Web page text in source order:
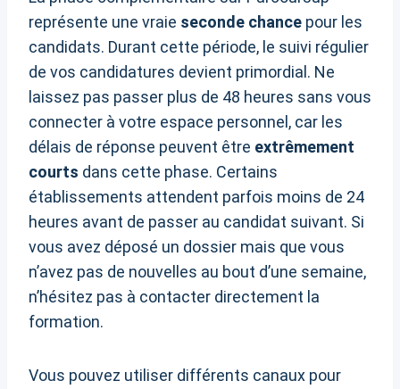
représente une vraie seconde chance pour les
candidats. Durant cette période, le suivi régulier
de vos candidatures devient primordial. Ne
laissez pas passer plus de 48 heures sans vous
connecter à votre espace personnel, car les
délais de réponse peuvent être extrêmement
courts dans cette phase. Certains
établissements attendent parfois moins de 24
heures avant de passer au candidat suivant. Si
vous avez déposé un dossier mais que vous
n’avez pas de nouvelles au bout d’une semaine,
n’hésitez pas à contacter directement la
formation.
Vous pouvez utiliser différents canaux pour